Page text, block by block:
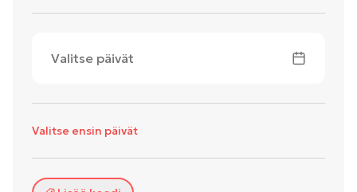
Valitse päivät
Valitse ensin päivät